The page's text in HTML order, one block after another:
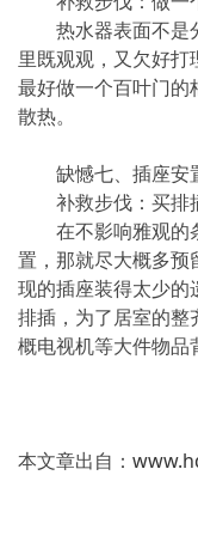
热水器表面不是
里既观观，又欠好打
最好做一个百叶门的
散热。
缺憾七、插座安
补救步伐：买排
在不影响雅观的
置，那就尽大概多预
现的插座装得太少的
排插，为了居室的整
概电视机等大件物品
本文章出自：